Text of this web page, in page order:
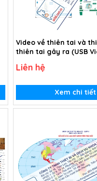
Video về thiên tai và
thiên tai gây ra (USB
Liên hệ
Xem chi tiết